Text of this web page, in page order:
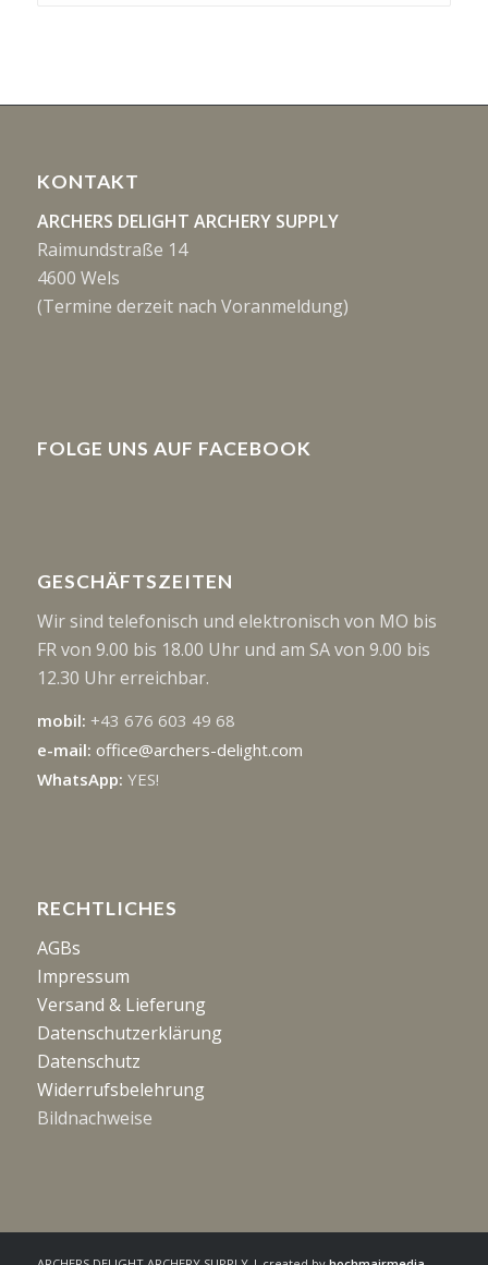
KONTAKT
ARCHERS DELIGHT ARCHERY SUPPLY
Raimundstraße 14
4600 Wels
(Termine derzeit nach Voranmeldung)
FOLGE UNS AUF FACEBOOK
GESCHÄFTSZEITEN
Wir sind telefonisch und elektronisch von MO bis
FR von 9.00 bis 18.00 Uhr und am SA von 9.00 bis
12.30 Uhr erreichbar.
mobil: +43 676 603 49 68
e-mail: office@archers-delight.com
WhatsApp: YES!
RECHTLICHES
AGBs
Impressum
Versand & Lieferung
Datenschutzerklärung
Datenschutz
Widerrufsbelehrung
Bildnachweise